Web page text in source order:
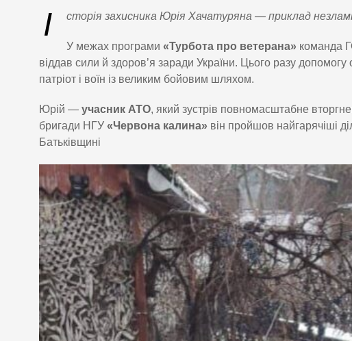
І сторія захисника Юрія Хачатуряна — приклад
У межах програми «Турбота про ветерана» команда
віддав сили й здоров’я заради України. Цього разу
патріот і воїн із великим бойовим шляхом.
Юрій — учасник АТО, який зустрів повномасштабне
бригади НГУ «Червона калина» він пройшов найгарячіші
Батьківщині